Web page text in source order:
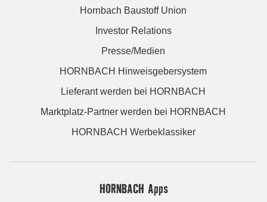
Hornbach Baustoff Union
Investor Relations
Presse/Medien
HORNBACH Hinweisgebersystem
Lieferant werden bei HORNBACH
Marktplatz-Partner werden bei HORNBACH
HORNBACH Werbeklassiker
HORNBACH Apps